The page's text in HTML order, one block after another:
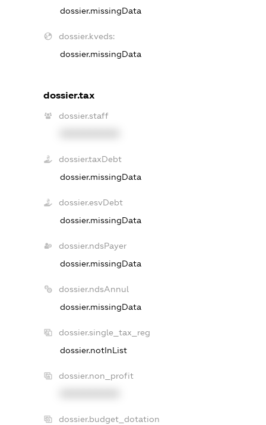
dossier.missingData
dossier.kveds:
dossier.missingData
dossier.tax
dossier.staff
dossier.taxDebt
dossier.missingData
dossier.esvDebt
dossier.missingData
dossier.ndsPayer
dossier.missingData
dossier.ndsAnnul
dossier.missingData
dossier.single_tax_reg
dossier.notInList
dossier.non_profit
dossier.budget_dotation